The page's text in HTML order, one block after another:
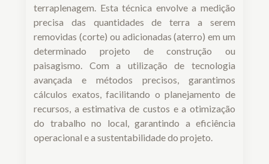
terraplenagem. Esta técnica envolve a medição
precisa das quantidades de terra a serem
removidas (corte) ou adicionadas (aterro) em um
determinado projeto de construção ou
paisagismo. Com a utilização de tecnologia
avançada e métodos precisos, garantimos
cálculos exatos, facilitando o planejamento de
recursos, a estimativa de custos e a otimização
do trabalho no local, garantindo a eficiência
operacional e a sustentabilidade do projeto.